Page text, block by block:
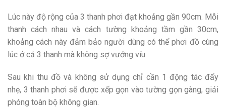
Lúc này độ rộng của 3 thanh phơi đạt khoảng gần 90cm. Mỗi
thanh cách nhau và cách tường khoảng tầm gần 30cm,
khoảng cách này đảm bảo người dùng có thể phơi đồ cùng
lúc ở cả 3 thanh mà không sợ vướng víu.
Sau khi thu đồ và không sử dụng chỉ cần 1 động tác đẩy
nhẹ, 3 thanh phơi sẽ được xếp gọn vào tường gọn gàng, giải
phóng toàn bộ không gian.